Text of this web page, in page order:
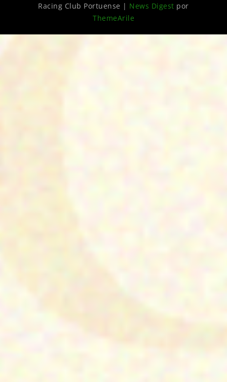
Racing Club Portuense | News Digest por
ThemeArile